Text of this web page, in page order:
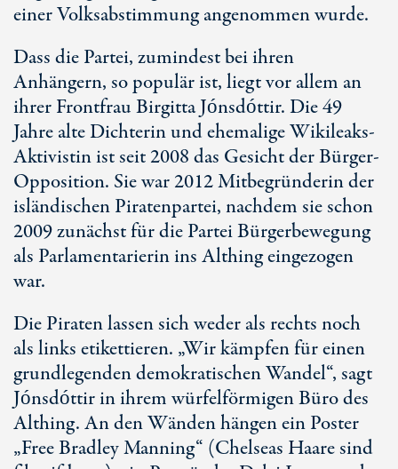
einer Volksabstimmung angenommen wurde.
Dass die Partei, zumindest bei ihren
Anhängern, so populär ist, liegt vor allem an
ihrer Frontfrau Birgitta Jónsdóttir. Die 49
Jahre alte Dichterin und ehemalige Wikileaks-
Aktivistin ist seit 2008 das Gesicht der Bürger-
Opposition. Sie war 2012 Mitbegründerin der
isländischen Piratenpartei, nachdem sie schon
2009 zunächst für die Partei Bürgerbewegung
als Parlamentarierin ins Althing eingezogen
war.
Die Piraten lassen sich weder als rechts noch
als links etikettieren. „Wir kämpfen für einen
grundlegenden demokratischen Wandel“, sagt
Jónsdóttir in ihrem würfelförmigen Büro des
Althing. An den Wänden hängen ein Poster
„Free Bradley Manning“ (Chelseas Haare sind